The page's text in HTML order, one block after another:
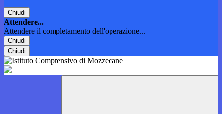
Chiudi
Attendere...
Attendere il completamento dell'operazione...
Chiudi
Chiudi